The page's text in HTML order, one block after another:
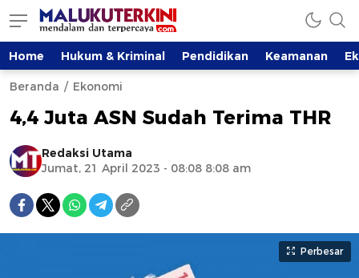
Home Hukum & Kriminal Pendidikan Keamanan
Beranda Ekonomi
4,4 Juta ASN Sudah Terima THR
Redaksi Utama
Jumat, 21 April 2023 - 08:08 8:08 am
Perbesar